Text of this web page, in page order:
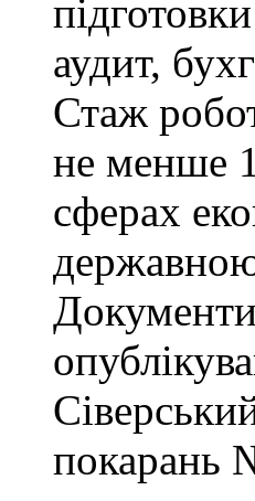
аудит,
Стаж
не менше
сферах
покарань